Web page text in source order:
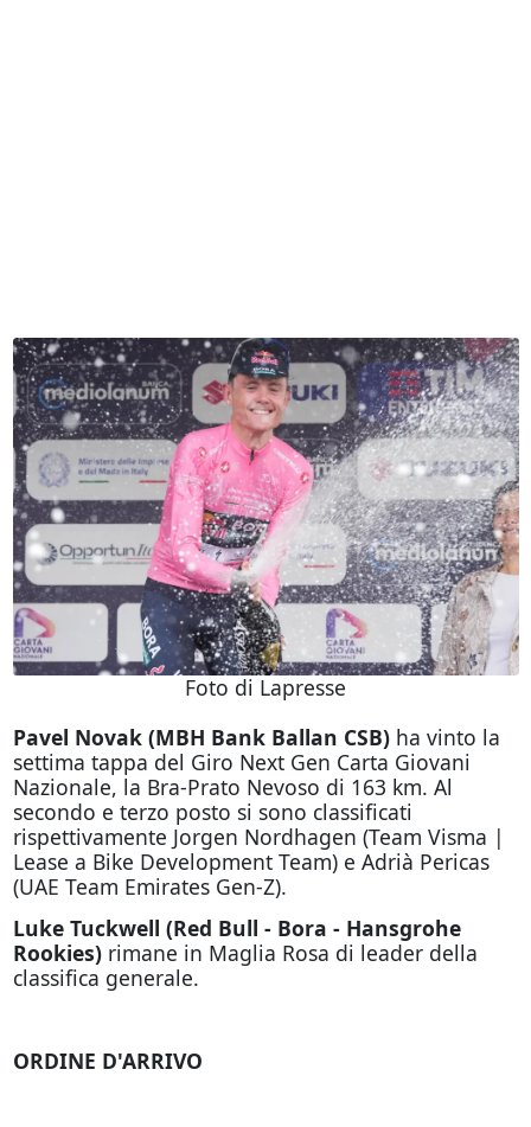
Foto di Lapresse
Pavel Novak (MBH Bank Ballan CSB)ha vinto la
settima tappa del Giro Next Gen Carta Giovani
Nazionale, la Bra-Prato Nevoso di 163 km. Al
secondo e terzo posto si sono classificati
rispettivamente Jorgen Nordhagen (Team Visma |
Lease a Bike Development Team) e Adrià Pericas
(UAE Team Emirates Gen-Z).
Luke Tuckwell (Red Bull - Bora - Hansgrohe
Rookies) rimane in Maglia Rosa di leader della
classifica generale.
ORDINE D'ARRIVO